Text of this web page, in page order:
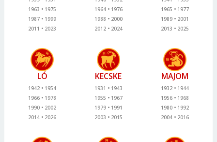
1963
1975
1987
1999
2011
2023
1964
1976
1988
2000
2012
2024
1965
1977
1989
2001
2013
2025
LÓ
1942
1954
1966
1978
1990
2002
2014
2026
KECSKE
1931
1943
1955
1967
1979
1991
2003
2015
MAJOM
1932
1944
1956
1968
1980
1992
2004
2016